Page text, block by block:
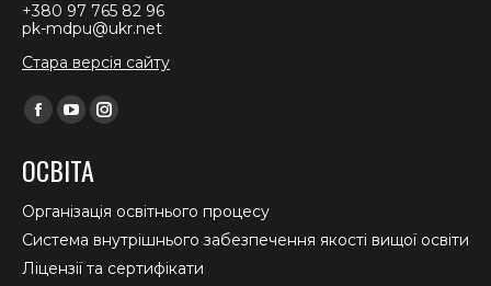
+380 97 765 82 96
pk-mdpu@ukr.net
Стара версія сайту
Find us on:
Facebook
opens
in
new
window
YouTube
opens
in
new
window
Instagram
in
new
window
ОСВІТА
Організація освітнього процесу
Система внутрішнього забезпечення якості вищої освіти
Ліцензії та сертифікати